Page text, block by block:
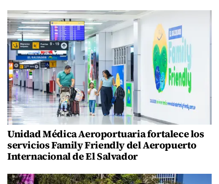
Unidad Médica Aeroportuaria fortalece los
servicios Family Friendly del Aeropuerto
Internacional de El Salvador